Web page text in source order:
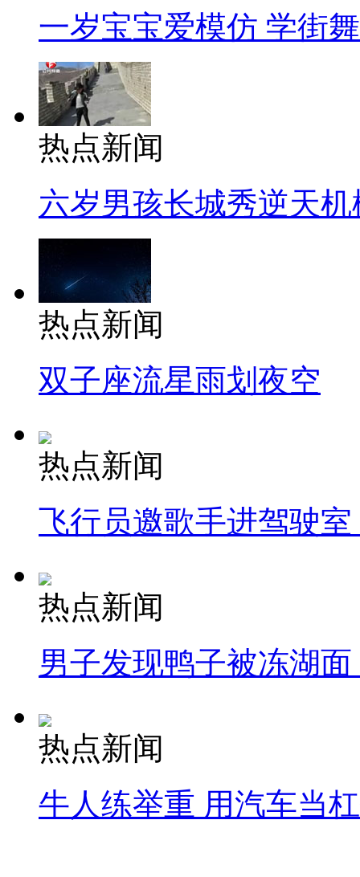
一岁宝宝爱模仿 学街
热点新闻
六岁男孩长城秀逆天机
热点新闻
双子座流星雨划夜空
热点新闻
飞行员邀歌手进驾驶
热点新闻
男子发现鸭子被冻湖
热点新闻
牛人练举重 用汽车当